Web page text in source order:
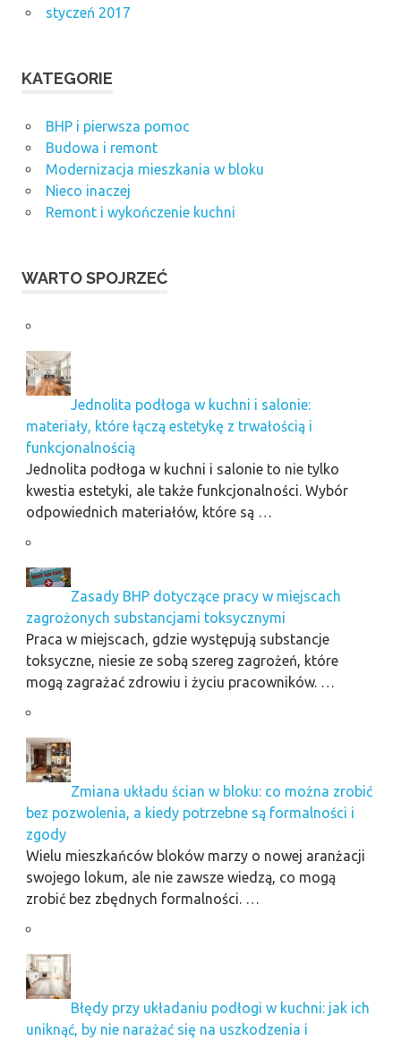
styczeń 2017
KATEGORIE
BHP i pierwsza pomoc
Budowa i remont
Modernizacja mieszkania w bloku
Nieco inaczej
Remont i wykończenie kuchni
WARTO SPOJRZEĆ
Jednolita podłoga w kuchni i salonie:
materiały, które łączą estetykę z trwałością i
funkcjonalnością
Jednolita podłoga w kuchni i salonie to nie tylko
kwestia estetyki, ale także funkcjonalności. Wybór
odpowiednich materiałów, które są …
Zasady BHP dotyczące pracy w miejscach
zagrożonych substancjami toksycznymi
Praca w miejscach, gdzie występują substancje
toksyczne, niesie ze sobą szereg zagrożeń, które
mogą zagrażać zdrowiu i życiu pracowników. …
Zmiana układu ścian w bloku: co można zrobić
bez pozwolenia, a kiedy potrzebne są formalności i
zgody
Wielu mieszkańców bloków marzy o nowej aranżacji
swojego lokum, ale nie zawsze wiedzą, co mogą
zrobić bez zbędnych formalności. …
Błędy przy układaniu podłogi w kuchni: jak ich
uniknąć, by nie narażać się na uszkodzenia i